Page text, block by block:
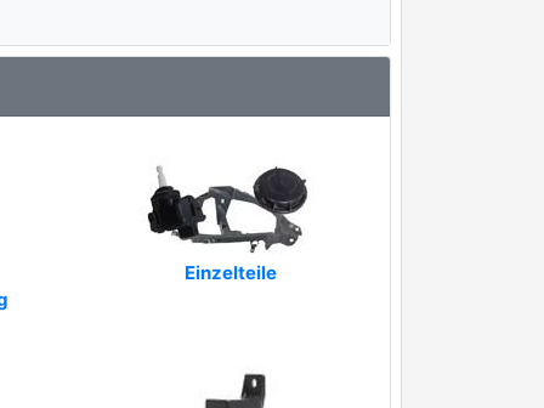
Einzelteile